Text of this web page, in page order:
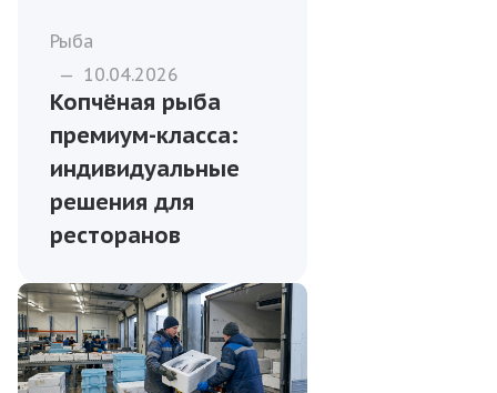
Рыба
— 10.04.2026
Копчёная рыба
премиум-класса:
индивидуальные
решения для
ресторанов